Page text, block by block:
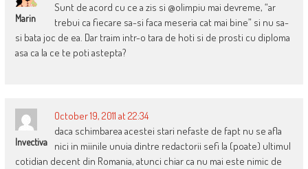
Marin
Sunt de acord cu ce a zis si @olimpiu mai devreme, “ar
trebui ca fiecare sa-si faca meseria cat mai bine” si nu sa-
si bata joc de ea. Dar traim intr-o tara de hoti si de prosti cu diploma
asa ca la ce te poti astepta?
Invectiva
October 19, 2011 at 22:34
daca schimbarea acestei stari nefaste de fapt nu se afla
nici in miinile unuia dintre redactorii sefi la (poate) ultimul
cotidian decent din Romania, atunci chiar ca nu mai este nimic de